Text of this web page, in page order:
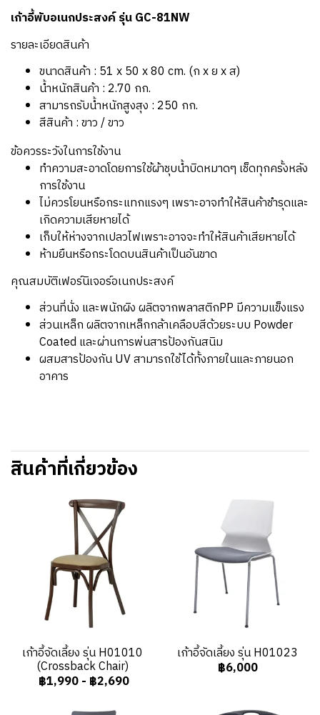
เก้าอี้พับอเนกประสงค์ รุ่น GC-81NW
รายละเอียดสินค้า
ขนาดสินค้า : 51 x 50 x 80 cm. (ก x ย x ส)
น้ำหนักสินค้า : 2.70 กก.
สามารถรับน้ำหนักสูงสุง : 250 กก.
สีสินค้า : ขาว / ขาว
ข้อควรระวังในการใช้งาน
ทำความสะอาดโดยการใช้ผ้าชุบน้ำบิดหมาดๆ เช็ดทุกครั้งหลัง
การใช้งาน
ไม่ควรโยนหรือกระแทกแรงๆ เพราะอาจทำให้สินค้าชำรุดและ
เกิดความเสียหายได้
เก็บให้ห่างจากเปลวไฟเพราะอาจจะทำให้สินค้าเสียหายได้
ห้ามยืนหรือกระโดดบนสินค้าเป็นอันขาด
คุณสมบัติเฟอร์นิเจอร์อเนกประสงค์
ส่วนที่นั่ง และพนักผิง ผลิตจากพลาสติกPP มีความแข็งแรง
ส่วนเหล็ก ผลิตจากเหล็กกล้าเคลือบสีด้วยระบบ Powder
Coated และผ่านการพ่นสารป้องกันสนิม
ผสมสารป้องกัน UV สามารถใช้ได้ทั้งภายในและภายนอก
อาคาร
สินค้าที่เกี่ยวข้อง
เก้าอี้จัดเลี้ยง รุ่น H01010
(Crossback Chair)
฿1,990- ฿2,690
เก้าอี้จัดเลี้ยง รุ่น H01023
฿6,000